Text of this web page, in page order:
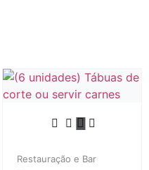
Restauração e Bar